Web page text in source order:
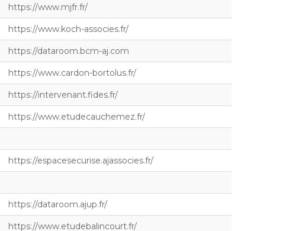
https://www.mjfr.fr/
https://www.koch-associes.fr/
https://dataroom.bcm-aj.com
https://www.cardon-bortolus.fr/
https://intervenant.fides.fr/
https://www.etudecauchemez.fr/
https://espacesecurise.ajassocies.fr/
https://dataroom.ajup.fr/
https://www.etudebalincourt.fr/